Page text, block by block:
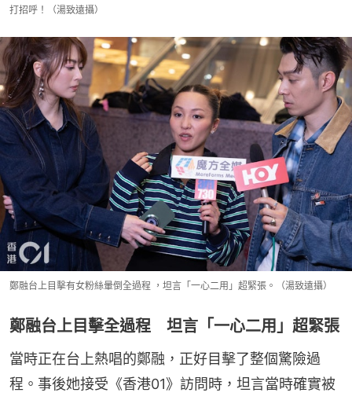
打招呼！（湯致遠攝）
鄭融台上目擊有女粉絲暈倒全過程 ，坦言「一心二用」超緊張。（湯致遠攝）
鄭融台上目擊全過程 坦言「一心二用」超緊張
當時正在台上熱唱的鄭融，正好目擊了整個驚險過
程。事後她接受《香港01》訪問時，坦言當時確實被